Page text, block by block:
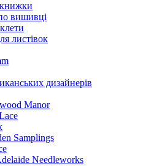
вишивці
листівок
дизайнерів
Manor
Samplings
Needleworks